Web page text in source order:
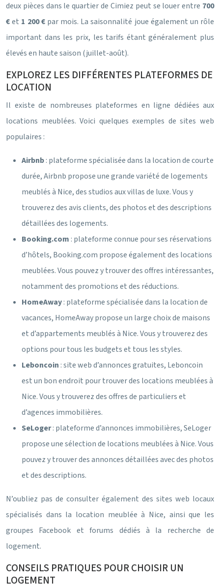
deux pièces dans le quartier de Cimiez peut se louer entre 700
€et 1 200 € par mois. La saisonnalité joue également un rôle
important dans les prix, les tarifs étant généralement plus
élevés en haute saison (juillet-août).
EXPLOREZ LES DIFFÉRENTES PLATEFORMES DE
LOCATION
Il existe de nombreuses plateformes en ligne dédiées aux
locations meublées. Voici quelques exemples de sites web
populaires :
Airbnb: plateforme spécialisée dans la location de courte
durée, Airbnb propose une grande variété de logements
meublés à Nice, des studios aux villas de luxe. Vous y
trouverez des avis clients, des photos et des descriptions
détaillées des logements.
Booking.com : plateforme connue pour ses réservations
d’hôtels, Booking.com propose également des locations
meublées. Vous pouvez y trouver des offres intéressantes,
notamment des promotions et des réductions.
HomeAway: plateforme spécialisée dans la location de
vacances, HomeAway propose un large choix de maisons
et d’appartements meublés à Nice. Vous y trouverez des
options pour tous les budgets et tous les styles.
Leboncoin : site web d’annonces gratuites, Leboncoin
est un bon endroit pour trouver des locations meublées à
Nice. Vous y trouverez des offres de particuliers et
d’agences immobilières.
SeLoger: plateforme d’annonces immobilières, SeLoger
propose une sélection de locations meublées à Nice. Vous
pouvez y trouver des annonces détaillées avec des photos
et des descriptions.
N’oubliez pas de consulter également des sites web locaux
spécialisés dans la location meublée à Nice, ainsi que les
groupes Facebook et forums dédiés à la recherche de
logement.
CONSEILS PRATIQUES POUR CHOISIR UN
LOGEMENT